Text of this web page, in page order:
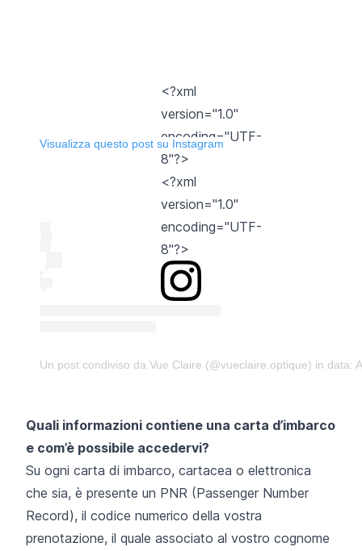
<?xml
version="1.0"
encoding="UTF-
8"?>
<?xml
version="1.0"
encoding="UTF-
8"?>
Visualizza questo post su Instagram
Un post condiviso da Vue Claire (@vueclaire.optique) in data:
Quali informazioni contiene una carta d’imbarco
e com’è possibile accedervi?
Su ogni carta di imbarco, cartacea o elettronica
che sia, è presente un PNR (Passenger Number
Record), il codice numerico della vostra
prenotazione, il quale associato al vostro cognome